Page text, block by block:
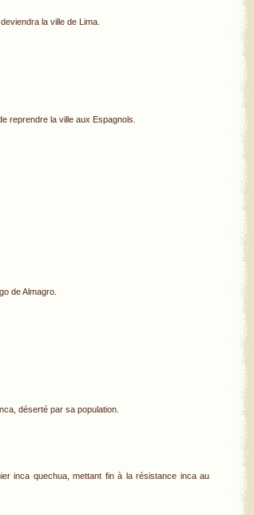
la ville de Lima.
reprendre la ville aux Espagnols.
de Almagro.
déserté par sa population.
inca quechua, mettant fin à la résistance inca au